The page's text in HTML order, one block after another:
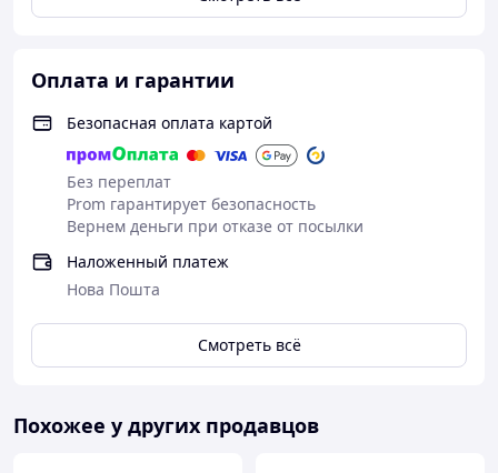
Оплата и гарантии
Безопасная оплата картой
Без переплат
Prom гарантирует безопасность
Вернем деньги при отказе от посылки
Наложенный платеж
Нова Пошта
Смотреть всё
Похожее у других продавцов